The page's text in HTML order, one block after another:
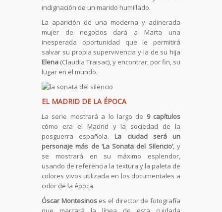
indignación de un marido humillado.
La aparición de una moderna y adinerada
mujer de negocios dará a Marta una
inesperada oportunidad que le permitirá
salvar su propia supervivencia y la de su hija
Elena (Claudia Traisac), y encontrar, por fin, su
lugar en el mundo.
EL MADRID DE LA ÉPOCA
La serie mostrará a lo largo de 9 capítulos
cómo era el Madrid y la sociedad de la
posguerra española. La ciudad será un
personaje más de ‘La Sonata del Silencio’, y
se mostrará en su máximo esplendor,
usando de referencia la textura y la paleta de
colores vivos utilizada en los documentales a
color de la época.
Óscar Montesinos es el director de fotografía